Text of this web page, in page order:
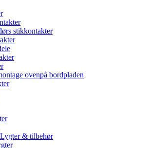
stikkontakter
ovenpå bordpladen
& tilbehør